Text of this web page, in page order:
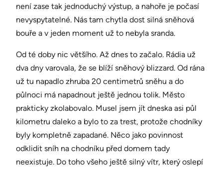
není zase tak jednoduchý výstup, a nahoře je počasí
nevyspytatelné. Nás tam chytla dost silná sněhová
bouře a v jeden moment už to nebyla sranda.
Od té doby nic většího. Až dnes to začalo. Rádia už
dva dny varovala, že se blíží sněhový blizzard. Od rána
už tu napadlo zhruba 20 centimetrů sněhu a do
půlnoci má napadnout ještě jednou tolik. Město
prakticky zkolabovalo. Musel jsem jít dneska asi půl
kilometru daleko a bylo to za trest, protože chodníky
byly kompletně zapadané. Něco jako povinnost
odklidit sníh na chodníku před domem tady
neexistuje. Do toho všeho ještě silný vítr, který oslepí